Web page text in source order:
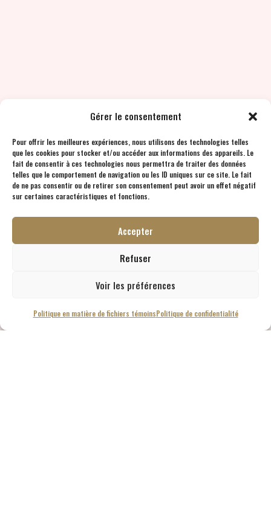
Gérer le consentement
Pour offrir les meilleures expériences, nous utilisons des technologies telles
que les cookies pour stocker et/ou accéder aux informations des appareils. Le
fait de consentir à ces technologies nous permettra de traiter des données
telles que le comportement de navigation ou les ID uniques sur ce site. Le fait
de ne pas consentir ou de retirer son consentement peut avoir un effet négatif
sur certaines caractéristiques et fonctions.
Accepter
Refuser
Voir les préférences
Politique en matière de fichiers témoinsPolitique de confidentialité